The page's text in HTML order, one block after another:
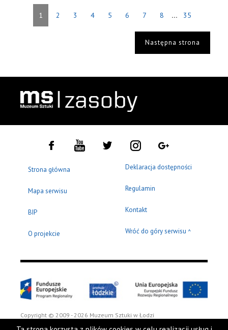
1 2 3 4 5 6 7 8 ... 35
Następna strona
Strona główna
Mapa serwisu
BIP
O projekcie
Deklaracja dostępności
Regulamin
Kontakt
Wróć do góry serwisu ^
Copyright © 2009 - 2026 Muzeum Sztuki w Łodzi